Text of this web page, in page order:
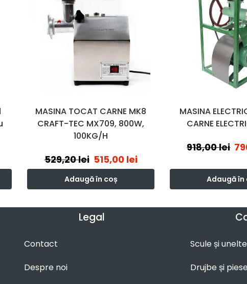
MASINA TOCAT CARNE MK8
CRAFT-TEC MX709, 800W,
100KG/H
529,20lei 515,00 lei
Adaugă în coș
MASINA
CARNE
918,00lei
Adaugă în
Legal
Contact
Despre noi
Scule și
Drujbe și